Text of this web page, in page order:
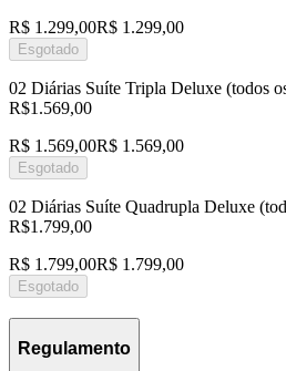
R$ 1.299,00R$ 1.299,00
Esgotado
02 Diárias Suíte Tripla Deluxe (todos
R$1.569,00
R$ 1.569,00R$ 1.569,00
Esgotado
02 Diárias Suíte Quadrupla Deluxe
R$1.799,00
R$ 1.799,00R$ 1.799,00
Esgotado
Regulamento